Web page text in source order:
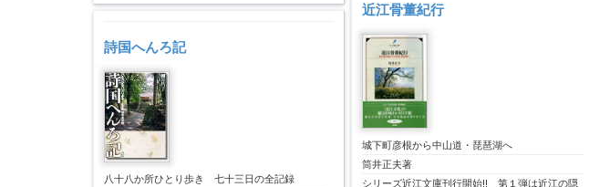
近江骨董紀行
城下町彦根から中山道・琵琶湖へ
筒井正夫著
シリーズ近江文庫刊行開始!! 第１弾は近江の隠
詩国へんろ記
八十八か所ひとり歩き 七十三日の全記録